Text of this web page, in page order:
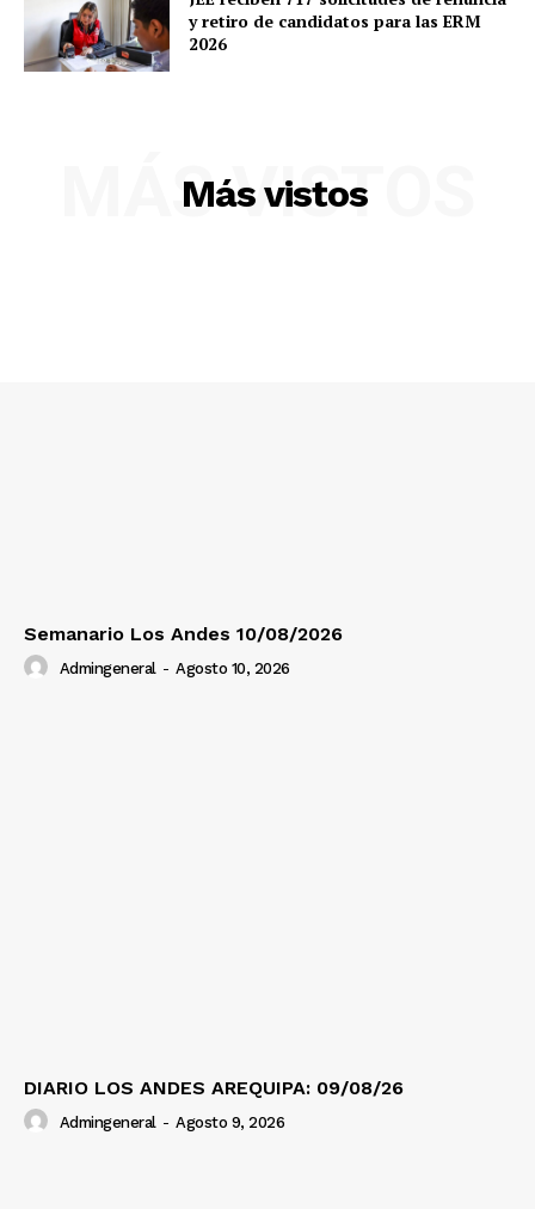
y retiro de candidatos para las ERM
2026
Más vistos
MÁS VISTOS
Semanario Los Andes 10/08/2026
Admingeneral - Agosto 10, 2026
DIARIO LOS ANDES AREQUIPA: 09/08/26
Admingeneral - Agosto 9, 2026